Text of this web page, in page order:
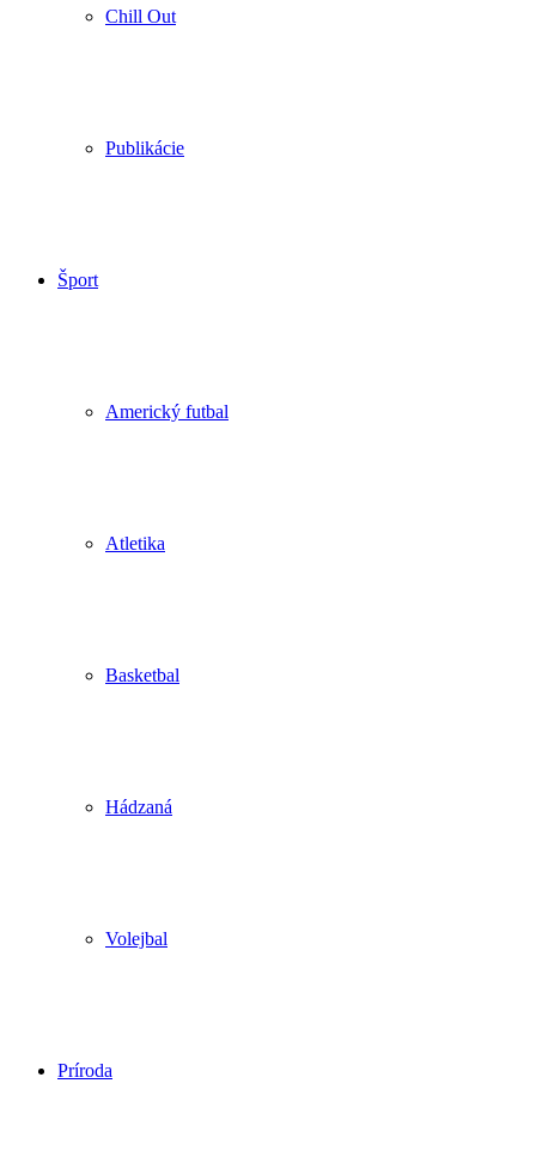
Chill Out
Publikácie
Šport
Americký futbal
Atletika
Basketbal
Hádzaná
Volejbal
Príroda